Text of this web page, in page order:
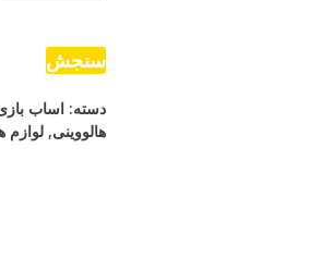
سنجش
دسته: اساب
هالووینی, لوازم